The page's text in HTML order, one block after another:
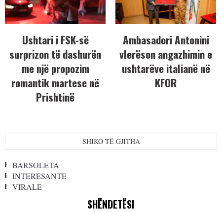
Ushtari i FSK-së
surprizon të dashurën
me një propozim
romantik martese në
Prishtinë
Ambasadori Antonini
vlerëson angazhimin e
ushtarëve italianë në
KFOR
SHIKO TË GJITHA
BARSOLETA
INTERESANTE
VIRALE
SHËNDETËSI